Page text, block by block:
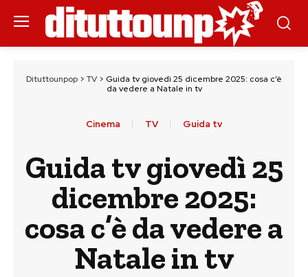
Dituttounpop > TV > Guida tv giovedì 25 dicembre 2025: cosa c’è
da vedere a Natale in tv
Cinema TV Guida tv
Guida tv giovedì 25
dicembre 2025:
cosa c’è da vedere a
Natale in tv